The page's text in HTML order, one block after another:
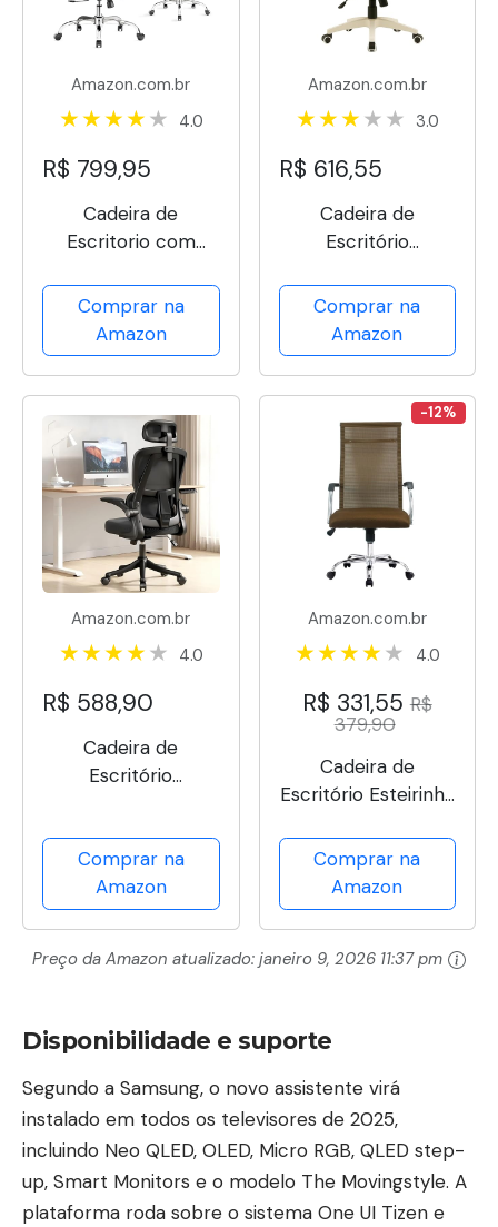
Amazon.com.br
4.0
R$ 799,95
Cadeira de
Escritorio com
3D, Cadeira
Ergonomica com
Cabide, Cadeira
Executiva com
e Braços Rebatíveis,
Assento e Encosto...
Comprar na
Amazon
Amazon.com.br
3.0
R$ 616,55
Cadeira de
Escritório
Malha Respirável e
Encosto de Cabeça
Ajustável, Apoio
Lombar, Estofado
Mesh | Cadeira
Presidente com
Mecanismo de...
Comprar na
Amazon
Amazon.com.br
4.0
R$ 588,90
Cadeira de
Escritório
Respirável, Suporte
Lombar, Reclinável,
Altura Ajustável,
(Preta)
Comprar na
Amazon
-12%
Amazon.com.br
4.0
R$ 331,55R$
379,90
Cadeira de
Escritório Esteirinha
Cromada com
Rodinha Fortt Salta
Marrom - CEF04-P
Comprar na
Amazon
Preço da Amazon atualizado:janeiro 9, 2026 11:37 pm
Disponibilidade e suporte
Segundo a Samsung, o novo assistente virá
instalado em todos os televisores de 2025,
incluindo Neo QLED, OLED, Micro RGB, QLED step-
up, Smart Monitors e o modelo The Movingstyle. A
plataforma roda sobre o sistema One UI Tizen e